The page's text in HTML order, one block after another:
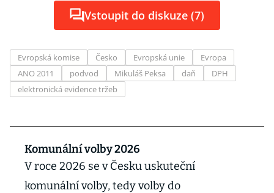
Vstoupit do diskuze (7)
Evropská komise Česko Evropská unie
Evropa
ANO 2011
podvod Mikuláš Peksa daň
DPH
elektronická evidence tržeb
Komunální volby 2026
V roce 2026 se v Česku uskuteční
komunální volby, tedy volby do